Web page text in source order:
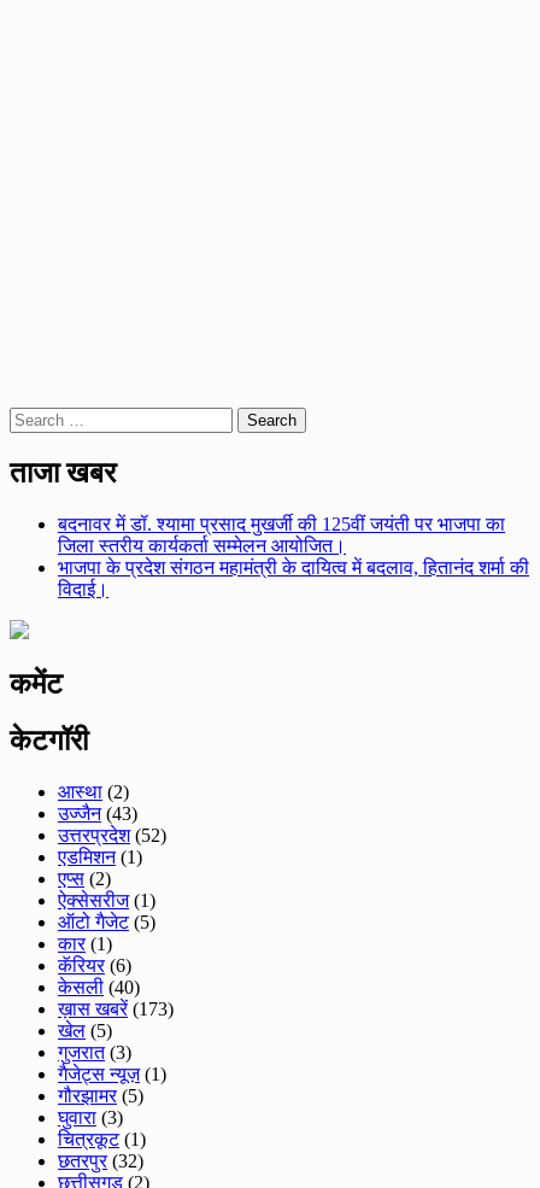
Search
for:
ताजा खबर
बदनावर में डॉ. श्यामा प्रसाद मुखर्जी की 125वीं जयंती पर भाजपा का
जिला स्तरीय कार्यकर्ता सम्मेलन आयोजित।
भाजपा के प्रदेश संगठन महामंत्री के दायित्व में बदलाव, हितानंद शर्मा की
विदाई।
कमेंट
केटगॉरी
आस्था (2)
उज्जैन(43)
उत्तरप्रदेश(52)
एडमिशन(1)
एप्स (2)
ऐक्सेसरीज(1)
ऑटो गैजेट(5)
कार(1)
कॅरियर(6)
केसली (40)
ख़ास खबरें(173)
खेल (5)
गुजरात(3)
गैजेट्स न्यूज़(1)
गौरझामर(5)
घुवारा (3)
चित्रकूट(1)
छतरपुर(32)
छत्तीसगड़ (2)